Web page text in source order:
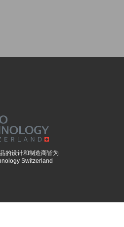
的设计和制造商皆为
Switzerland